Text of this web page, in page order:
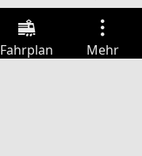
Fahrplan Mehr